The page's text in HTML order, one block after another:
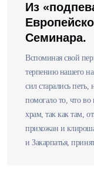
Из
Семинара.
Вспоминая свой
терпению нашего
сил старались
помогало то, что
храм, так как там,
прихожан и
и Закарпатья,